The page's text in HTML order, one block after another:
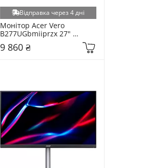
Відправка через 4 дні
Монітор Acer Vero
B277UGbmiiprzx 27"
9 860 ₴